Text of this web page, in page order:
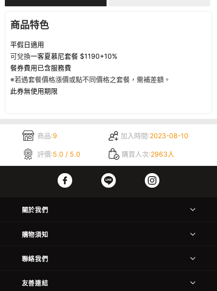
商品特色
平假日適用
可兌換一客夏慕尼套餐 $1190+10%
餐券費用已含服務費
※若遇套餐價格漲價或點不同價格之套餐，需補差額。
此券無使用期限
商品:9 加入時間:2023-08-10
評價:5.0 / 5.0 購買人次:2963人
關於我們
購物須知
聯絡我們
友善連結